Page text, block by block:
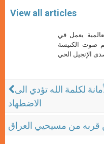
View all articles
يعمل في
صوت الكنيسة
لكلمة الله تؤدي الى
الاضطهاد
من مسيحيي العراق